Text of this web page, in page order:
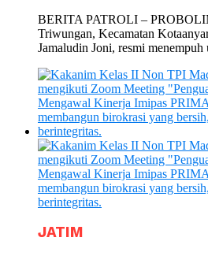
BERITA PATROLI –
Triwungan, Kecamatan
Jamaludin Joni, resmi menempuh
JATIM